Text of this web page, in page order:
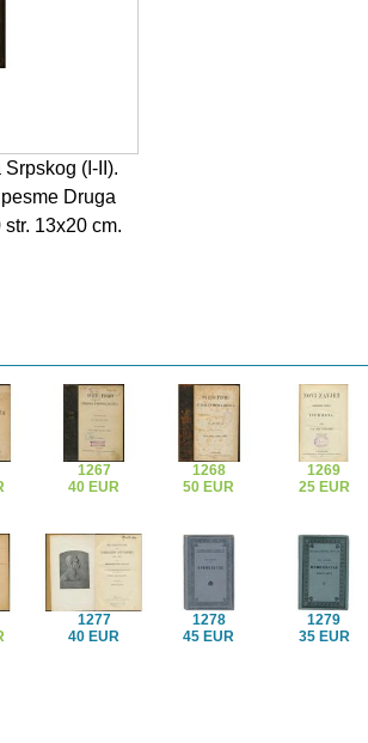
(I-II).
Druga
13x20 cm.
1267
40 EUR
1268
50 EUR
1269
25 EUR
1277
40 EUR
1278
45 EUR
1279
35 EUR